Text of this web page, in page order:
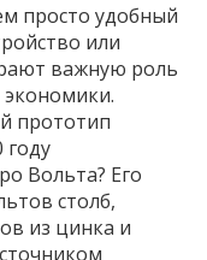
просто удобный
или
важную роль
прототип
году
Вольта? Его
столб,
из цинка и